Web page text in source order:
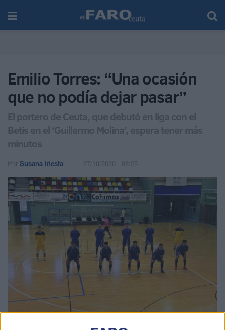
Emilio Torres: “Una ocasión
que no podía dejar pasar”
El portero de Ceuta, que debutó en liga con el
Betis en el ‘Guillermo Molina’, espera tener más
minutos
Por Susana Iñesta 27/10/2020 - 08:25